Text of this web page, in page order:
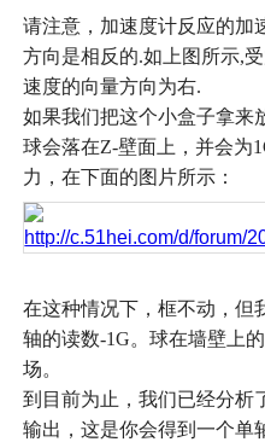
请注意，加速度计反应的加
方向是相反的.如上图所示,
速度的向量方向为右.
如果我们把这个小盒子拿来
球会落在Z-壁面上，并会为
力，在下面的图片所示：
在这种情况下，框不动，但
轴的读数-1G。球在墙壁上
场。
到目前为止，我们已经分析
输出，这是你会得到一个单